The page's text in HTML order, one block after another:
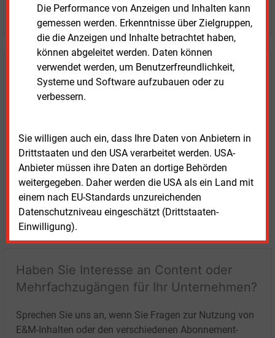
Die Performance von Anzeigen und Inhalten kann
gemessen werden. Erkenntnisse über Zielgruppen,
die die Anzeigen und Inhalte betrachtet haben,
können abgeleitet werden. Daten können
verwendet werden, um Benutzerfreundlichkeit,
Systeme und Software aufzubauen oder zu
verbessern.
Sie willigen auch ein, dass Ihre Daten von Anbietern in
Drittstaaten und den USA verarbeitet werden. USA-
Anbieter müssen ihre Daten an dortige Behörden
weitergegeben. Daher werden die USA als ein Land mit
einem nach EU-Standards unzureichenden
Datenschutzniveau eingeschätzt (Drittstaaten-
Einwilligung).
JETZT KOSTENLOS TESTEN
Login für Kunden
LOGIN
Haben Sie Interesse an Content oder
Mehrfachzugängen für Ihr Unternehmen?
Sprechen Sie uns an, wenn Sie Fragen zur Nutzung von
E&M-Inhalten oder den verschiedenen Abonnement-